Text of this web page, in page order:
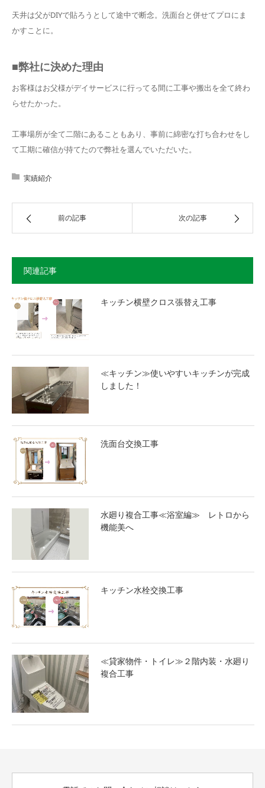
天井は父がDIYで貼ろうとして途中で断念。洗面台と併せてプロにま
かすことに。
■弊社に決めた理由
お客様はお父様がデイサービスに行ってる間に工事や搬出を全て終わ
らせたかった。
工事場所が全て二階にあることもあり、事前に綿密な打ち合わせをし
て工期に確信が持てたので弊社を選んでいただいた。
実績紹介
前の記事 次の記事
関連記事
キッチン横壁クロス張替え工事
≪キッチン≫使いやすいキッチンが完成
しました！
洗面台交換工事
水廻り複合工事≪浴室編≫ レトロから
機能美へ
キッチン水栓交換工事
≪貸家物件・トイレ≫２階内装・水廻り
複合工事